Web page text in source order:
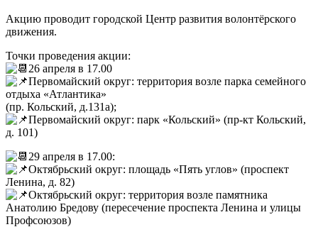
Акцию проводит городской Центр развития волонтёрского
движения.
Точки проведения акции:
26 апреля в 17.00
Первомайский округ: территория возле парка семейного
отдыха «Атлантика»
(пр. Кольский, д.131а);
Первомайский округ: парк «Кольский» (пр-кт Кольский,
д. 101)
29 апреля в 17.00:
Октябрьский округ: площадь «Пять углов» (проспект
Ленина, д. 82)
Октябрьский округ: территория возле памятника
Анатолию Бредову (пересечение проспекта Ленина и улицы
Профсоюзов)